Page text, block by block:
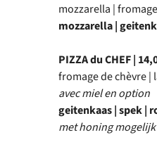
mozzarella |
mozzarella |
PIZZA du CHEF |
fromage de chèvre
avec miel en option
geitenkaas | spek |
met honing mogelijk